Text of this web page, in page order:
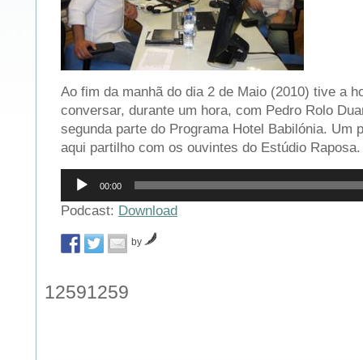
Ao fim da manhã do dia 2 de Maio (2010) tive a
conversar, durante um hora, com Pedro Rolo
segunda parte do Programa Hotel Babilónia. Um
aqui partilho com os ouvintes do Estúdio Raposa.
Reprodutor
áudio
00:00
Podcast: Download
by
12591259